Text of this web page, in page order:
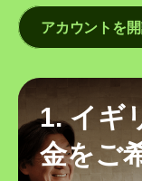
アカウントを
1. イギ
金をご